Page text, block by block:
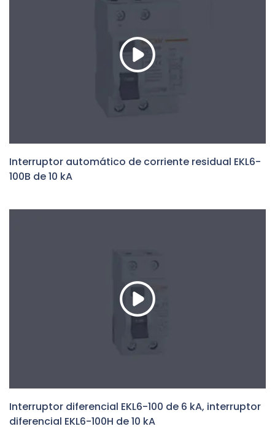
Interruptor automático de corriente residual EKL6-
100B de 10 kA
Interruptor diferencial EKL6-100 de 6 kA, interruptor
diferencial EKL6-100H de 10 kA